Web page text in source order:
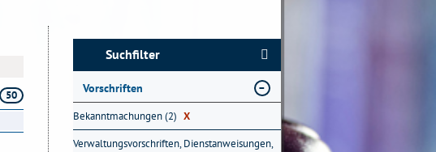
50
Suchfilter
Vorschriften
Bekanntmachungen (2) X
Verwaltungsvorschriften, Dienstanweisungen,